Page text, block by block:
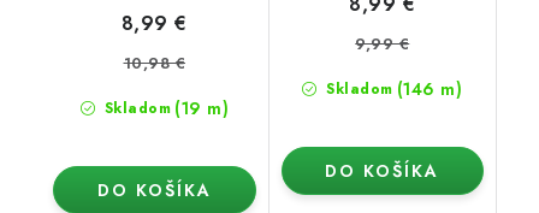
Skladom (19 m)
8,99 €
10,98 €
DO KOŠÍKA
Skladom (146 m)
9,99 €
DO KOŠÍKA